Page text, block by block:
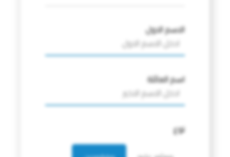
الاسم الاول
اسم العائلة
نوع